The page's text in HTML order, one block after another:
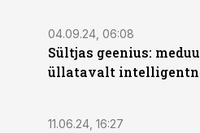
04.09.24, 06:08
Sültjas geenius:
üllatavalt
11.06.24, 16:27